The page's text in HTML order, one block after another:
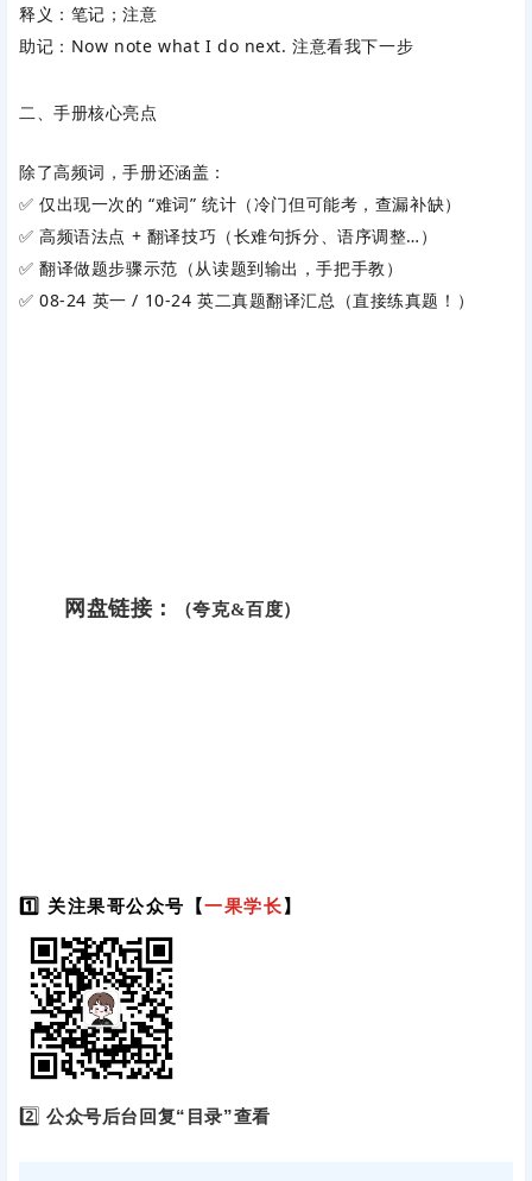
释义：笔记；注意
助记： Now note what I do next. 注意看我下一步
二、手册核心亮点
除了高频词，手册还涵盖：
✅ 仅出现一次的 “难词” 统计（冷门但可能考，查漏补缺）
✅ 高频语法点 + 翻译技巧（长难句拆分、语序调整…）
✅ 翻译做题步骤示范（从读题到输出，手把手教）
✅ 08-24 英一 / 10-24 英二真题翻译汇总（直接练真题！）
网盘链接： （夸克&百度）
1️⃣ 关注果哥公众号【一果学长】
2️⃣公众号后台回复“目录”查看